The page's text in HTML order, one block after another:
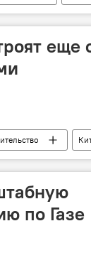
еще
по Газе